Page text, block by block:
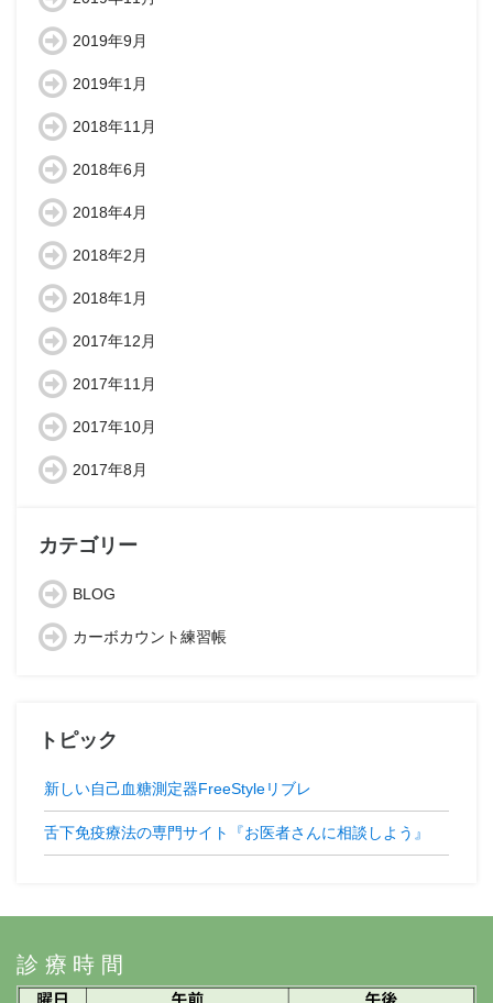
2019年9月
2019年1月
2018年11月
2018年6月
2018年4月
2018年2月
2018年1月
2017年12月
2017年11月
2017年10月
2017年8月
カテゴリー
BLOG
カーボカウント練習帳
トピック
新しい自己血糖測定器FreeStyleリブレ
舌下免疫療法の専門サイト『お医者さんに相談しよう』
診療時間